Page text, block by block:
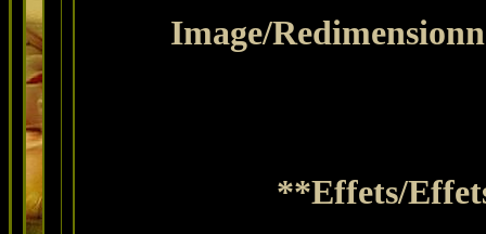
Image/
**Effets/